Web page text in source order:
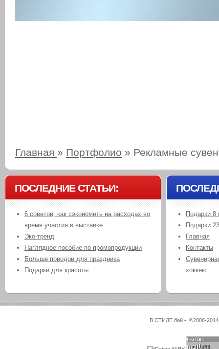
Главная » Портфолио » Рекламные
ПОСЛЕДНИЕ СТАТЬИ:
6 советов, как сэкономить на расходах во
время участия в выставке.
Эко-тренд
Наглядное пособие по промопродукции
Больше поводов для праздника
Подарки для красоты
Подарки 8
Подарки
Главная
Контакты
хоккею
В СТИЛЕ бай • ©2008-